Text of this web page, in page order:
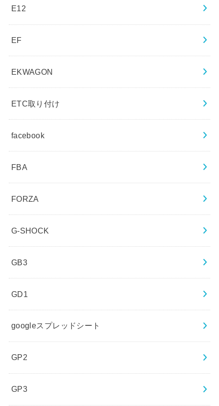
E12
EF
EKWAGON
ETC取り付け
facebook
FBA
FORZA
G-SHOCK
GB3
GD1
googleスプレッドシート
GP2
GP3